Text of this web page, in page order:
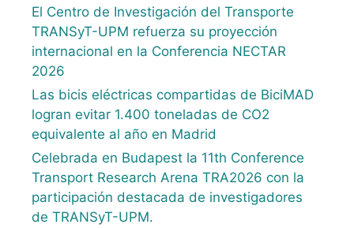
El Centro de Investigación del Transporte
TRANSyT-UPM refuerza su proyección
internacional en la Conferencia NECTAR
2026
Las bicis eléctricas compartidas de BiciMAD
logran evitar 1.400 toneladas de CO2
equivalente al año en Madrid
Celebrada en Budapest la 11th Conference
Transport Research Arena TRA2026 con la
participación destacada de investigadores
de TRANSyT-UPM.